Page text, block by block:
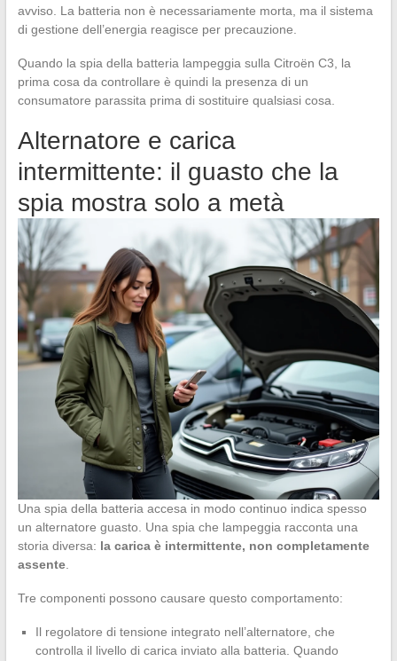
avviso. La batteria non è necessariamente morta, ma il sistema
di gestione dell’energia reagisce per precauzione.
Quando la spia della batteria lampeggia sulla Citroën C3, la
prima cosa da controllare è quindi la presenza di un
consumatore parassita prima di sostituire qualsiasi cosa.
Alternatore e carica
intermittente: il guasto che la
spia mostra solo a metà
Una spia della batteria accesa in modo continuo indica spesso
un alternatore guasto. Una spia che lampeggia racconta una
storia diversa: la carica è intermittente, non completamente
assente.
Tre componenti possono causare questo comportamento:
Il regolatore di tensione integrato nell’alternatore, che
controlla il livello di carica inviato alla batteria. Quando